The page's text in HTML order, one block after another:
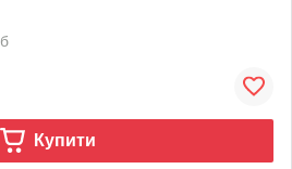
Купити